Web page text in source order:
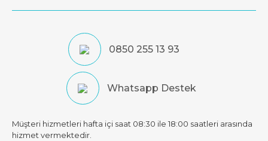
0850 255 13 93
Whatsapp Destek
Müşteri hizmetleri hafta içi saat 08:30 ile 18:00 saatleri arasında
hizmet vermektedir.